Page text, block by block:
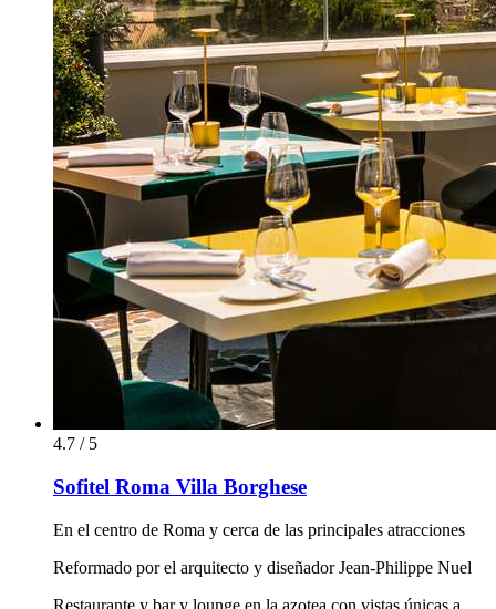
4.7 / 5
Sofitel Roma Villa Borghese
En el centro de Roma y cerca de las principales atracciones
Reformado por el arquitecto y diseñador Jean-Philippe Nuel
Restaurante y bar y lounge en la azotea con vistas únicas a